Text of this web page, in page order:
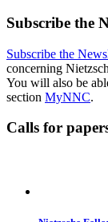
Subscribe the
Subscribe the
concerning
You will also be
section MyNNC.
Calls for